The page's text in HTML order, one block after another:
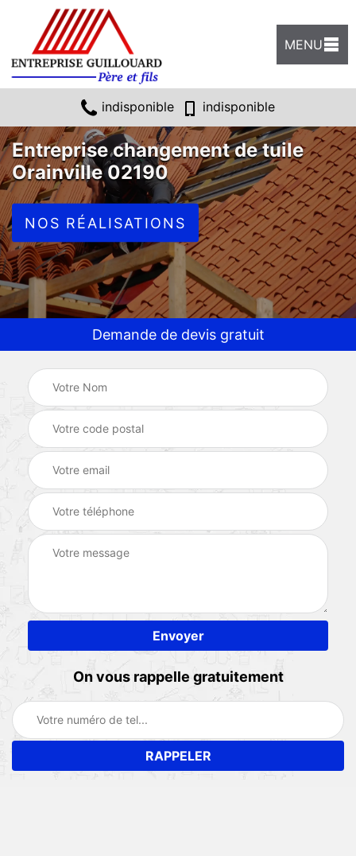
MENU
indisponible indisponible
Entreprise changement de tuile
Orainville 02190
NOS RÉALISATIONS
Demande de devis gratuit
On vous rappelle gratuitement